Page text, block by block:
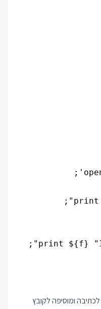
לכתיבה ומוסיפה לקובץ